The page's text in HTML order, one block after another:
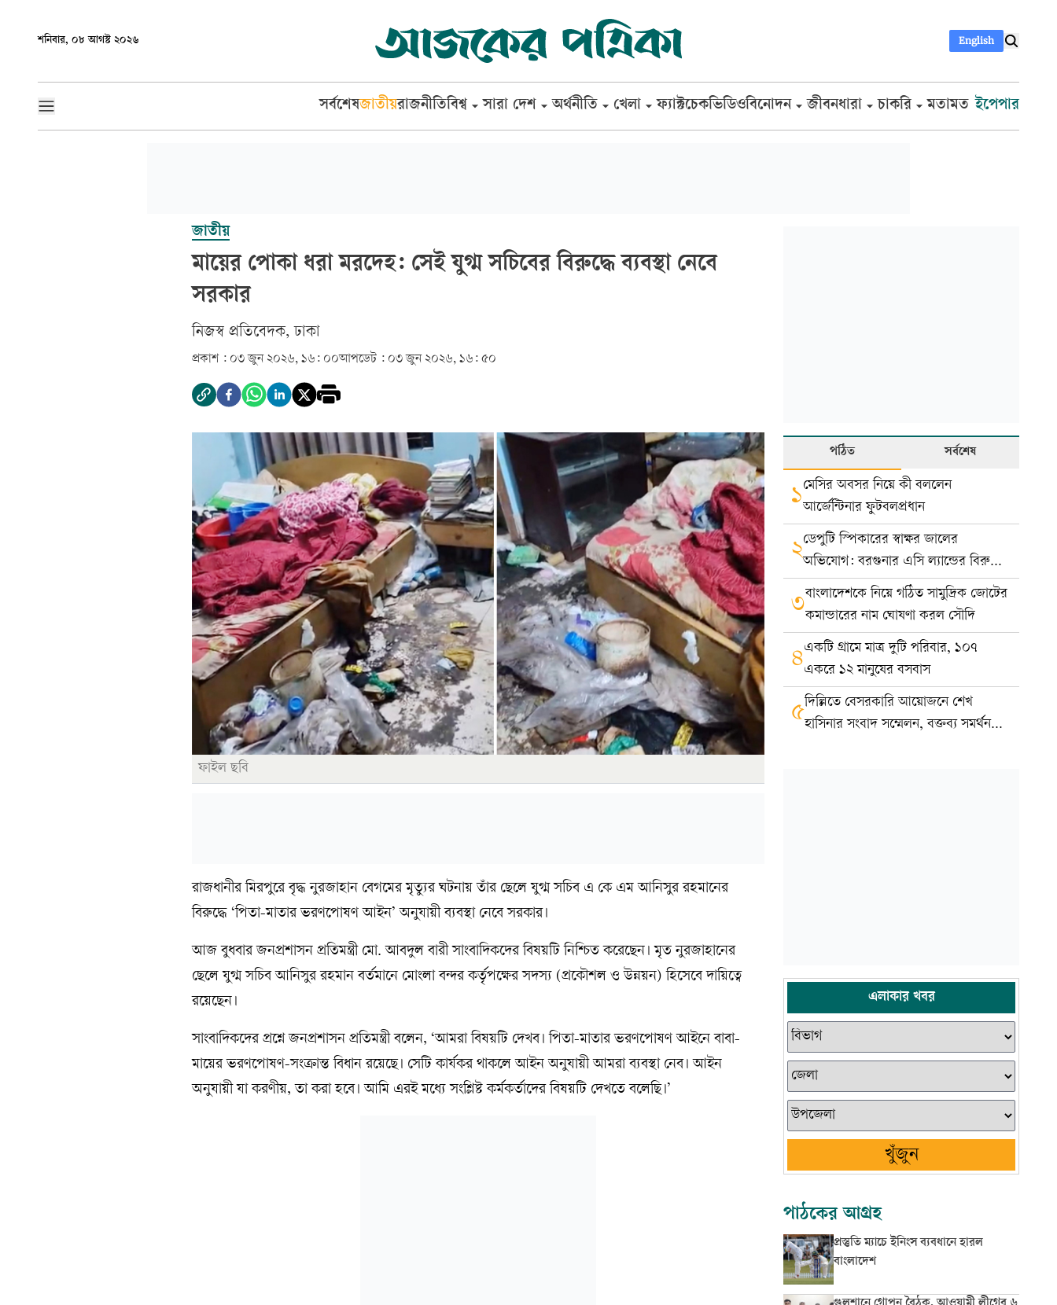
শনিবার, ০৮ আগস্ট ২০২৬ English
সর্বশেষজাতীয়রাজনীতিবিশ্ব সারা দেশ অর্থনীতি খেলা ফ্যাক্টচেকভিডিওবিনোদন জীবনধারা চাকরি মতামত ইপেপার
জাতীয়
মায়ের পোকা ধরা মরদেহ: সেই যুগ্ম সচিবের বিরুদ্ধে ব্যবস্থা নেবে
সরকার
‎নিজস্ব প্রতিবেদক, ঢাকা‎
প্রকাশ : ০৩ জুন ২০২৬, ১৬: ০০আপডেট : ০৩ জুন ২০২৬, ১৬: ৫০
ফাইল ছবি
রাজধানীর মিরপুরে বৃদ্ধ নুরজাহান বেগমের মৃত্যুর ঘটনায় তাঁর ছেলে যুগ্ম সচিব এ কে এম আনিসুর রহমানের
বিরুদ্ধে ‘পিতা-মাতার ভরণপোষণ আইন’ অনুযায়ী ব্যবস্থা নেবে সরকার।
আজ বুধবার জনপ্রশাসন প্রতিমন্ত্রী মো. আবদুল বারী সাংবাদিকদের বিষয়টি নিশ্চিত করেছেন। মৃত নুরজাহানের
ছেলে যুগ্ম সচিব আনিসুর রহমান বর্তমানে মোংলা বন্দর কর্তৃপক্ষের সদস্য (প্রকৌশল ও উন্নয়ন) হিসেবে দায়িত্বে
রয়েছেন।
সাংবাদিকদের প্রশ্নে জনপ্রশাসন প্রতিমন্ত্রী বলেন, ‘আমরা বিষয়টি দেখব। পিতা-মাতার ভরণপোষণ আইনে বাবা-
মায়ের ভরণপোষণ-সংক্রান্ত বিধান রয়েছে। সেটি কার্যকর থাকলে আইন অনুযায়ী আমরা ব্যবস্থা নেব। আইন
অনুযায়ী যা করণীয়, তা করা হবে। আমি এরই মধ্যে সংশ্লিষ্ট কর্মকর্তাদের বিষয়টি দেখতে বলেছি।’
পঠিত সর্বশেষ
১মেসির অবসর নিয়ে কী বললেন
আর্জেন্টিনার ফুটবলপ্রধান
২ডেপুটি স্পিকারের স্বাক্ষর জালের
অভিযোগ: বরগুনার এসি ল্যান্ডের বিরুদ্ধে
মামলা
৩বাংলাদেশকে নিয়ে গঠিত সামুদ্রিক জোটের
কমান্ডারের নাম ঘোষণা করল সৌদি
৪একটি গ্রামে মাত্র দুটি পরিবার, ১০৭
একরে ১২ মানুষের বসবাস
৫দিল্লিতে বেসরকারি আয়োজনে শেখ
হাসিনার সংবাদ সম্মেলন, বক্তব্য সমর্থন
এলাকার খবর
খুঁজুন
পাঠকের আগ্রহ
প্রস্তুতি ম্যাচে ইনিংস ব্যবধানে হারল
বাংলাদেশ